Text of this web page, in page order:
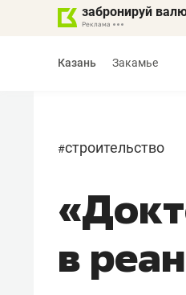
забронируй
Казань Закамье
#строительство
в